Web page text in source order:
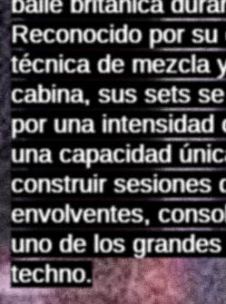
Reconocido por su
técnica de mezcla
cabina, sus sets
por una intensidad
una capacidad
construir sesiones
envolventes,
uno de los
techno.